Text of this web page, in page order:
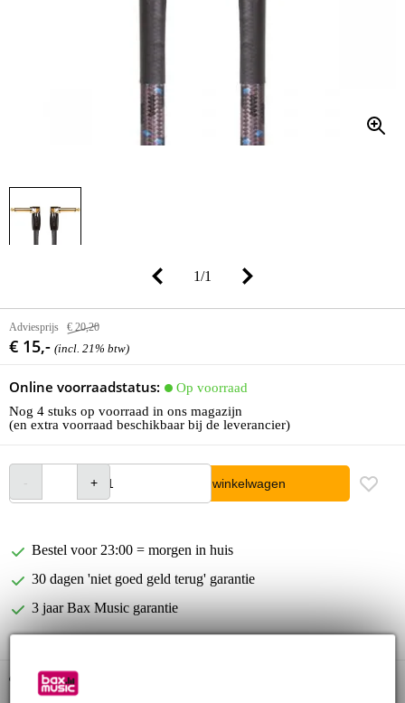
1/1
Adviesprijs € 20,20
€ 15,- (incl. 21% btw)
Online voorraadstatus:
Op voorraad
Nog 4 stuks op voorraad in ons magazijn
(en extra voorraad beschikbaar bij de leverancier)
In winkelwagen
Bestel voor 23:00 = morgen in huis
30 dagen 'niet goed geld terug' garantie
3 jaar Bax Music garantie
Gratis ophalen in de winkel